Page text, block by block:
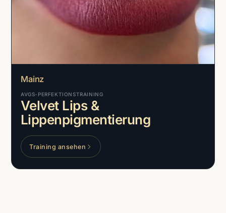
Mainz
AVGS-PERFEKTIONSTRAINING
Velvet Lips &
Lippenpigmentierung
Training ansehen